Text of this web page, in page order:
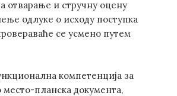
отварање и стручну оцену
одлуке о исходу поступка
се усмено путем
компетенција за
планска документа,